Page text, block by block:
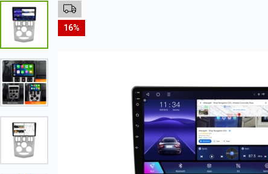
16%